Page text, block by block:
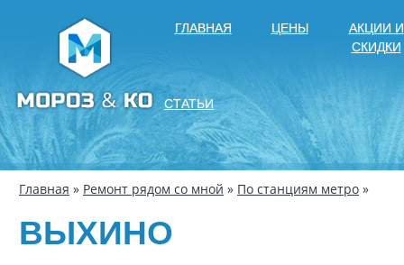
ГЛАВНАЯ ЦЕНЫ
АКЦИИ И
СКИДКИ
СТАТЬИ
Главная » Ремонт рядом со мной » По станциям метро »
ВЫХИНО